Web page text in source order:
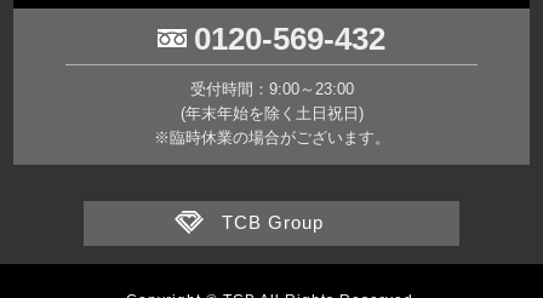
0120-569-432
受付時間：9:00～23:00
(年末年始を除く土日祝日)
※臨時休業の場合がございます。
TCB Group